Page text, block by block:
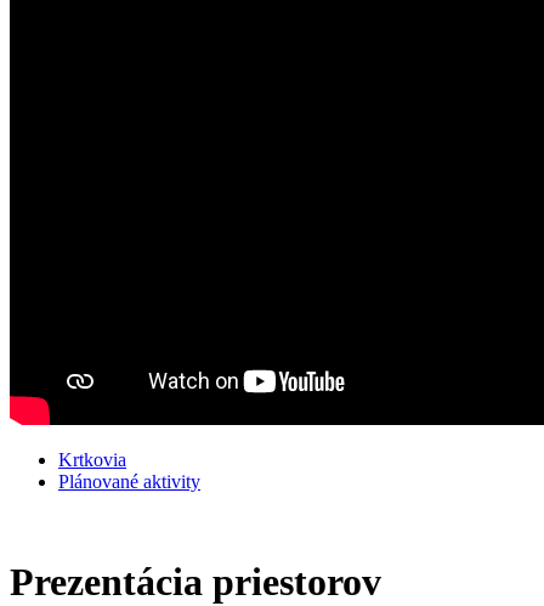
Krtkovia
Plánované aktivity
Prezentácia priestorov